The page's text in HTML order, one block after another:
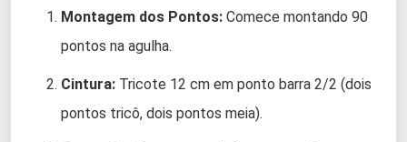
Montagem dos Pontos: Comece montando 90
pontos na agulha.
Cintura: Tricote 12 cm em ponto barra 2/2 (dois
pontos tricô, dois pontos meia).